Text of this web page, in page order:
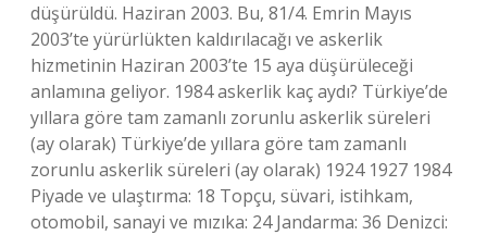
düşürüldü. Haziran 2003. Bu, 81/4. Emrin Mayıs
2003’te yürürlükten kaldırılacağı ve askerlik
hizmetinin Haziran 2003’te 15 aya düşürüleceği
anlamına geliyor. 1984 askerlik kaç aydı? Türkiye’de
yıllara göre tam zamanlı zorunlu askerlik süreleri
(ay olarak) Türkiye’de yıllara göre tam zamanlı
zorunlu askerlik süreleri (ay olarak) 1924 1927 1984
Piyade ve ulaştırma: 18 Topçu, süvari, istihkam,
otomobil, sanayi ve mızıka: 24 Jandarma: 36 Denizci: